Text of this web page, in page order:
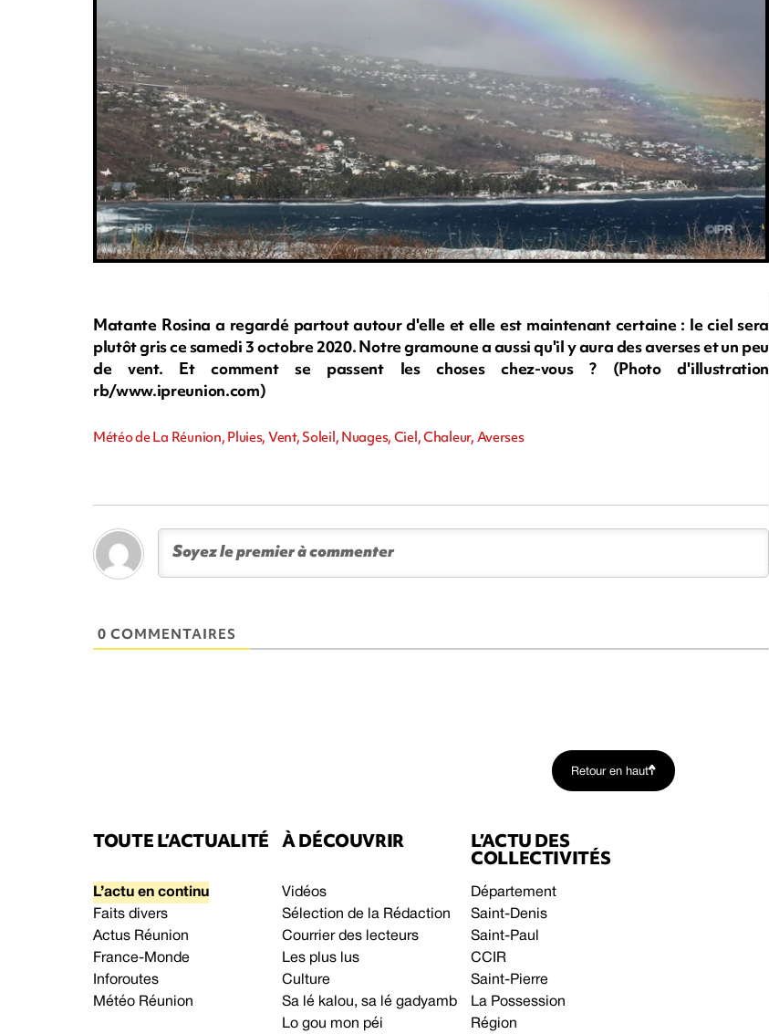
Matante Rosina a regardé partout autour d'elle et elle est maintenant certaine : le ciel sera
plutôt gris ce samedi 3 octobre 2020. Notre gramoune a aussi qu'il y aura des averses et un peu
de vent. Et comment se passent les choses chez-vous ? (Photo d'illustration
rb/www.ipreunion.com)
Météo de La Réunion, Pluies, Vent, Soleil, Nuages, Ciel, Chaleur, Averses
0 COMMENTAIRES
Retour en haut
TOUTE L’ACTUALITÉ
L’actu en continu
Faits divers
Actus Réunion
France-Monde
Inforoutes
Météo Réunion
À DÉCOUVRIR
Vidéos
Sélection de la Rédaction
Courrier des lecteurs
Les plus lus
Culture
Sa lé kalou, sa lé gadyamb
Lo gou mon péi
L’ACTU DES
COLLECTIVITÉS
Département
Saint-Denis
Saint-Paul
CCIR
Saint-Pierre
La Possession
Région